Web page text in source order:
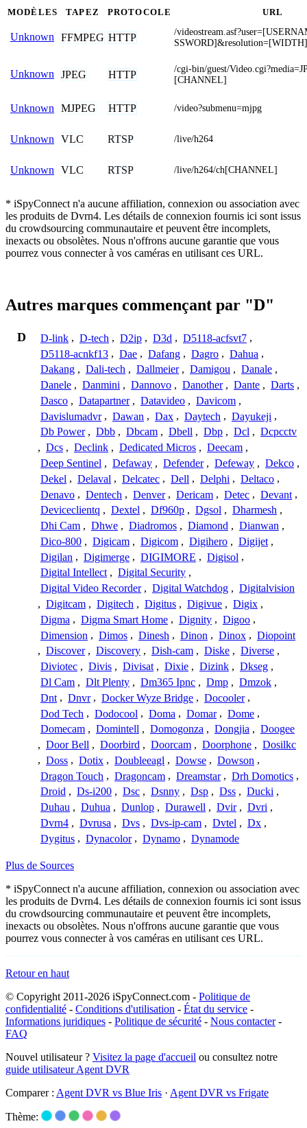
MODÈLES TAPEZ PROTOCOLE URL
Unknown FFMPEG HTTP
/
Unknown JPEG HTTP
/cgi-bin/guest/
[CHANNEL]
Unknown MJPEG HTTP /video?submenu=mjpg
Unknown VLC RTSP /live/h264
Unknown VLC RTSP /live/h264/ch[CHANNEL]
* iSpyConnect n'a aucune affiliation, connexion ou association avec
les produits de Dvrn4. Les détails de connexion fournis ici sont issus
du crowdsourcing communautaire et peuvent être incomplets,
inexacts ou obsolètes. Nous n'offrons aucune garantie que vous
pourrez vous connecter à vos caméras en utilisant ces URL.
Autres marques commençant par "D"
D D-link , D-tech , D2ip , D3d , D5118-acfsvt7 ,
D5118-acnkf13 , Dae , Dafang , Dagro , Dahua ,
Dakang , Dali-tech , Dallmeier , Damigou , Danale ,
Danele , Danmini , Dannovo , Danother , Dante , Darts ,
Dasco , Datapartner , Datavideo , Davicom ,
Davislumadvr , Dawan , Dax , Daytech , Dayukeji ,
Db Power , Dbb , Dbcam , Dbell , Dbp , Dcl , Dcpcctv
, Dcs , Declink , Dedicated Micros , Deecam ,
Deep Sentinel , Defaway , Defender , Defeway , Dekco ,
Dekel , Delaval , Delcatec , Dell , Delphi , Deltaco ,
Denavo , Dentech , Denver , Dericam , Detec , Devant ,
Deviceclientq , Dextel , Df960p , Dgsol , Dharmesh ,
Dhi Cam , Dhwe , Diadromos , Diamond , Dianwan ,
Dico-800 , Digicam , Digicom , Digihero , Digijet ,
Digilan , Digimerge , DIGIMORE , Digisol ,
Digital Intellect , Digital Security ,
Digital Video Recorder , Digital Watchdog , Digitalvision
, Digitcam , Digitech , Digitus , Digivue , Digix ,
Digma , Digma Smart Home , Dignity , Digoo ,
Dimension , Dimos , Dinesh , Dinon , Dinox , Diopoint
, Discover , Discovery , Dish-cam , Diske , Diverse ,
Diviotec , Divis , Divisat , Dixie , Dizink , Dkseg ,
Dl Cam , Dlt Plenty , Dm365 Ipnc , Dmp , Dmzok ,
Dnt , Dnvr , Docker Wyze Bridge , Docooler ,
Dod Tech , Dodocool , Doma , Domar , Dome ,
Domecam , Domintell , Domogonza , Dongjia , Doogee
, Door Bell , Doorbird , Doorcam , Doorphone , Dosilkc
, Doss , Dotix , Doubleeagl , Dowse , Dowson ,
Dragon Touch , Dragoncam , Dreamstar , Drh Domotics ,
Droid , Ds-i200 , Dsc , Dsnny , Dsp , Dss , Ducki ,
Duhau , Duhua , Dunlop , Durawell , Dvir , Dvri ,
Dvrn4 , Dvrusa , Dvs , Dvs-ip-cam , Dvtel , Dx ,
Dygitus , Dynacolor , Dynamo , Dynamode
Plus de Sources
* iSpyConnect n'a aucune affiliation, connexion ou association avec
les produits de Dvrn4. Les détails de connexion fournis ici sont issus
du crowdsourcing communautaire et peuvent être incomplets,
inexacts ou obsolètes. Nous n'offrons aucune garantie que vous
pourrez vous connecter à vos caméras en utilisant ces URL.
Retour en haut
© Copyright 2011-2026 iSpyConnect.com - Politique de
confidentialité - Conditions d'utilisation - État du service -
Informations juridiques - Politique de sécurité - Nous contacter-
FAQ
Nouvel utilisateur ? Visitez la page d'accueil ou consultez notre
guide utilisateur Agent DVR
Comparer : Agent DVR vs Blue Iris · Agent DVR vs Frigate
Thème: